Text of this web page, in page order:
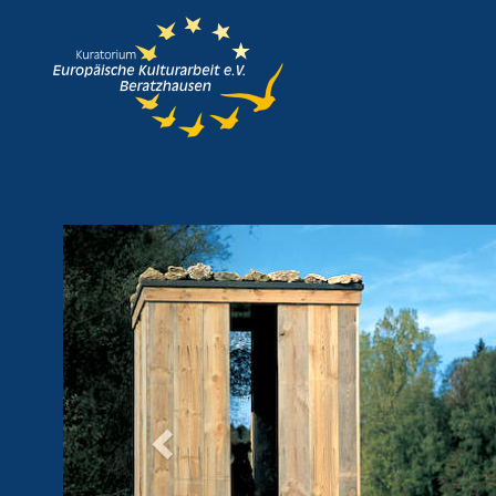
Previous